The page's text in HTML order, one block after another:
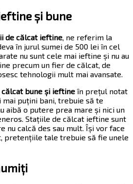
și bune
de călcat ieftine, ne referim la
în jurul sumei de 500 lei în cel
nu sunt cele mai ieftine și nu au
precum un fier de călcat, de
tehnologii mult mai avansate.
bune și ieftine în prețul notat
mai puțini bani, trebuie să te
aibă o putere prea mare și nici un
Stațiile de călcat ieftine sunt
nu calcă des sau mult. Își vor face
pretențiile tale trebuie să fie unele